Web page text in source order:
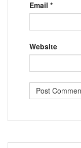
Email *
Website